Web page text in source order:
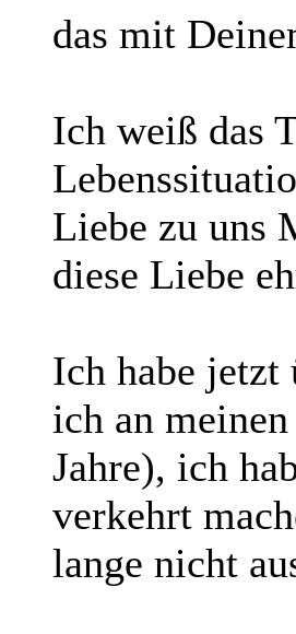
das mit
Ich weiß das
Liebe zu uns
diese Liebe
Ich habe jetzt
ich an
Jahre), ich
verkehrt
lange nicht